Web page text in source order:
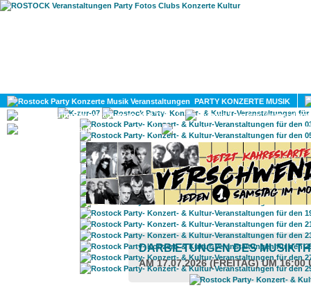
PARTY KONZERTE MUSIK
KULTUR
GAY
DARBIETUNGEN DES
AM 17.07.2026 (FREITAG) UM 16:00